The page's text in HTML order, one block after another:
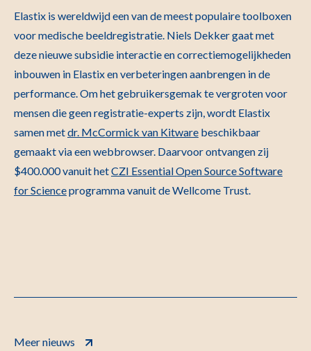
Elastix is wereldwijd een van de meest populaire toolboxen
voor medische beeldregistratie. Niels Dekker gaat met
deze nieuwe subsidie interactie en correctiemogelijkheden
inbouwen in Elastix en verbeteringen aanbrengen in de
performance. Om het gebruikersgemak te vergroten voor
mensen die geen registratie-experts zijn, wordt Elastix
samen metdr. McCormick van Kitware beschikbaar
gemaakt via een webbrowser. Daarvoor ontvangen zij
$400.000 vanuit hetCZI Essential Open Source Software
for Scienceprogramma vanuit de Wellcome Trust.
Meer nieuws